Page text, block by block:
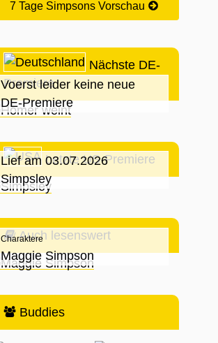
7 Tage Simpsons Vorschau
Nächste DE-
Premiere
Voerst leider keine neue
DE-Premiere
Letzte US-Premiere
Lief am 03.07.2026
Simpsley
Auch lesenswert
Charaktere
Maggie Simpson
Buddies